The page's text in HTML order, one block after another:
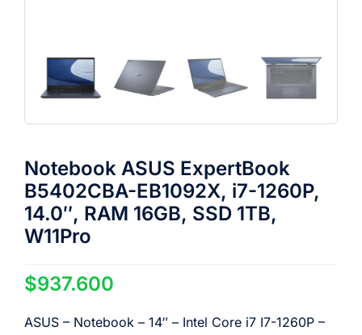
Notebook ASUS ExpertBook
B5402CBA-EB1092X, i7-1260P,
14.0″, RAM 16GB, SSD 1TB,
W11Pro
$937.600
ASUS – Notebook – 14″ – Intel Core i7 I7-1260P –